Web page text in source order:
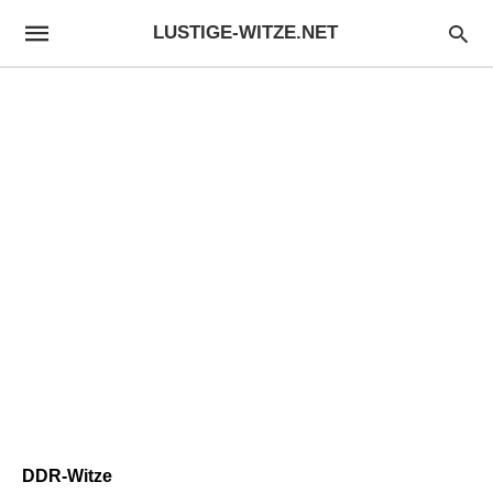
LUSTIGE-WITZE.NET
DDR-Witze